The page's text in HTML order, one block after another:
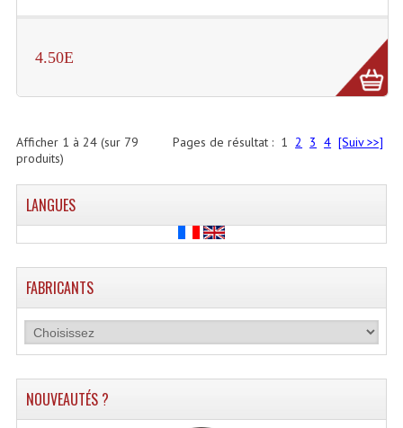
4.50E
Pages de résultat : 1 2 3 4 [Suiv >>]
Afficher 1 à 24(sur 79
produits)
LANGUES
FABRICANTS
NOUVEAUTÉS ?